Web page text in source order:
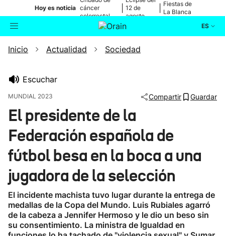
Hoy es noticia cáncer
colorrectal
12 de
agosto
Fiestas de
La Blanca
ES
Buscador Actualidad
Ikusmiran
Eguraldia
Inicio Actualidad Sociedad
Escuchar
MUNDIAL 2023 Compartir Guardar
El presidente de la
Federación española de
fútbol besa en la boca a una
jugadora de la selección
El incidente machista tuvo lugar durante la entrega de
medallas de la Copa del Mundo. Luis Rubiales agarró
de la cabeza a Jennifer Hermoso y le dio un beso sin
su consentimiento. La ministra de Igualdad en